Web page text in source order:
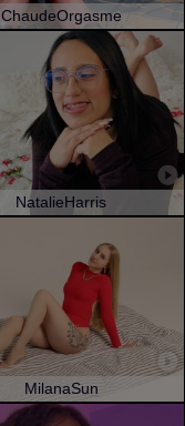
ChaudeOrgasme
NatalieHarris
MilanaSun